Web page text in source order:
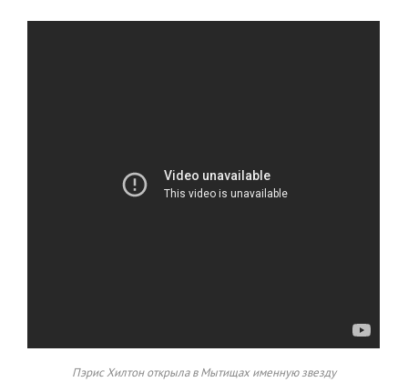
Пэрис Хилтон открыла в Мытищах именную звезду